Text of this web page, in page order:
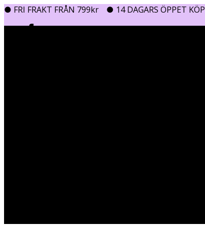
● FRI FRAKT FRÅN 799kr ● 14 DAGARS ÖPPET KÖP